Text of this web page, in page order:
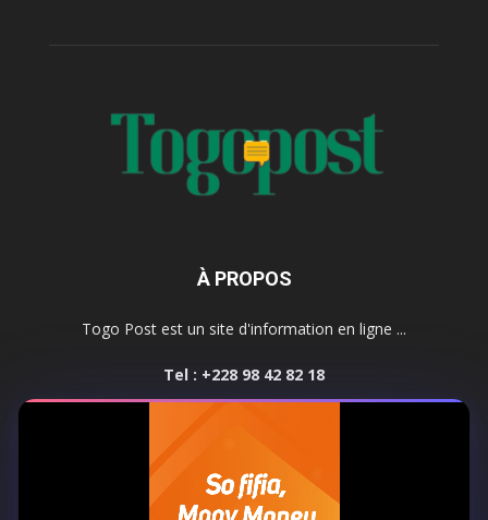
À PROPOS
Togo Post est un site d'information en ligne ...
Tel : +228 98 42 82 18
SUIVEZ NOUS